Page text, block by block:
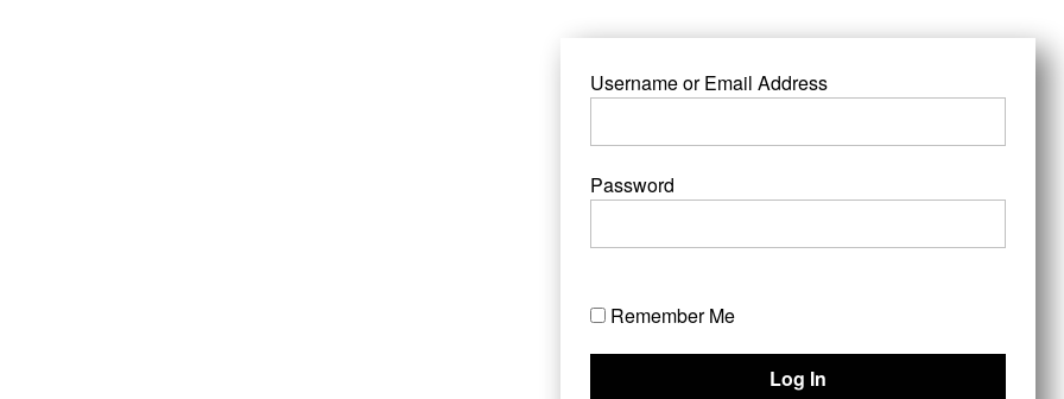
Username or Email Address
Password
Remember Me